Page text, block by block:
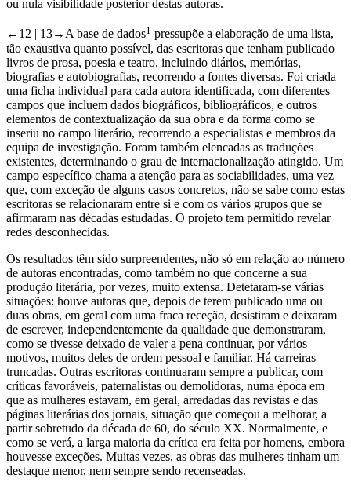
ou nula visibilidade posterior destas autoras.
←12 | 13→A base de dados1 pressupõe a elaboração de uma lista,
tão exaustiva quanto possível, das escritoras que tenham publicado
livros de prosa, poesia e teatro, incluindo diários, memórias,
biografias e autobiografias, recorrendo a fontes diversas. Foi criada
uma ficha individual para cada autora identificada, com diferentes
campos que incluem dados biográficos, bibliográficos, e outros
elementos de contextualização da sua obra e da forma como se
inseriu no campo literário, recorrendo a especialistas e membros da
equipa de investigação. Foram também elencadas as traduções
existentes, determinando o grau de internacionalização atingido. Um
campo específico chama a atenção para as sociabilidades, uma vez
que, com exceção de alguns casos concretos, não se sabe como estas
escritoras se relacionaram entre si e com os vários grupos que se
afirmaram nas décadas estudadas. O projeto tem permitido revelar
redes desconhecidas.
Os resultados têm sido surpreendentes, não só em relação ao número
de autoras encontradas, como também no que concerne a sua
produção literária, por vezes, muito extensa. Detetaram-se várias
situações: houve autoras que, depois de terem publicado uma ou
duas obras, em geral com uma fraca receção, desistiram e deixaram
de escrever, independentemente da qualidade que demonstraram,
como se tivesse deixado de valer a pena continuar, por vários
motivos, muitos deles de ordem pessoal e familiar. Há carreiras
truncadas. Outras escritoras continuaram sempre a publicar, com
críticas favoráveis, paternalistas ou demolidoras, numa época em
que as mulheres estavam, em geral, arredadas das revistas e das
páginas literárias dos jornais, situação que começou a melhorar, a
partir sobretudo da década de 60, do século XX. Normalmente, e
como se verá, a larga maioria da crítica era feita por homens, embora
houvesse exceções. Muitas vezes, as obras das mulheres tinham um
destaque menor, nem sempre sendo recenseadas.